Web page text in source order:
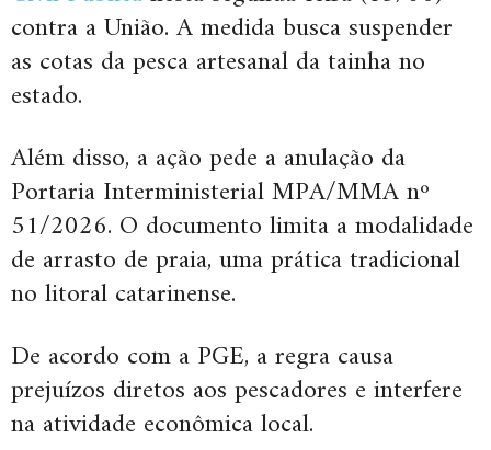
contra a União. A medida busca suspender
as cotas da pesca artesanal da tainha no
estado.
Além disso, a ação pede a anulação da
Portaria Interministerial MPA/MMA nº
51/2026. O documento limita a modalidade
de arrasto de praia, uma prática tradicional
no litoral catarinense.
De acordo com a PGE, a regra causa
prejuízos diretos aos pescadores e interfere
na atividade econômica local.